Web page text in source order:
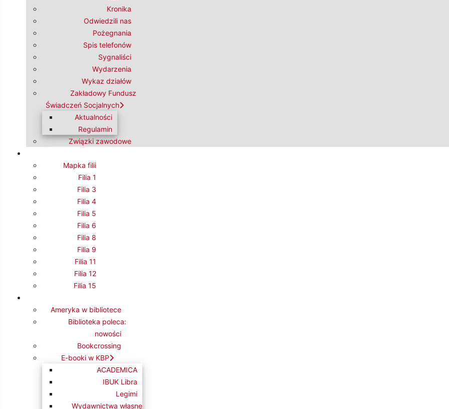
Kronika
Odwiedzili nas
Pożegnania
Spis telefonów
Sygnaliści
Wydarzenia
Wykaz działów
Zakładowy Fundusz
Świadczeń Socjalnych
Aktualności
Regulamin
Związki zawodowe
Mapka filii
Filia 1
Filia 3
Filia 4
Filia 5
Filia 6
Filia 8
Filia 9
Filia 11
Filia 12
Filia 15
Ameryka w bibliotece
Biblioteka poleca:
nowości
Bookcrossing
E-booki w KBP
ACADEMICA
IBUK Libra
Legimi
Wydawnictwa własne
28
10:00 Powiatowe Święto Czytelnika Dziecięcego
Wszystkie kategorie